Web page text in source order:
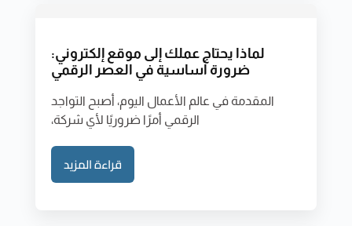
لماذا يحتاج عملك إلى موقع إلكتروني:
ضرورة أساسية في العصر الرقمي
المقدمة في عالم الأعمال اليوم، أصبح التواجد
الرقمي أمرًا ضروريًا لأي شركة،
قراءة المزيد